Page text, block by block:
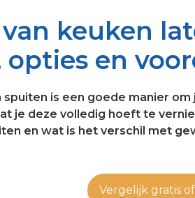
keuken
opties en
spuiten is een goede manier
je deze volledig hoeft te
en wat is het verschil met
Vergelijk gratis